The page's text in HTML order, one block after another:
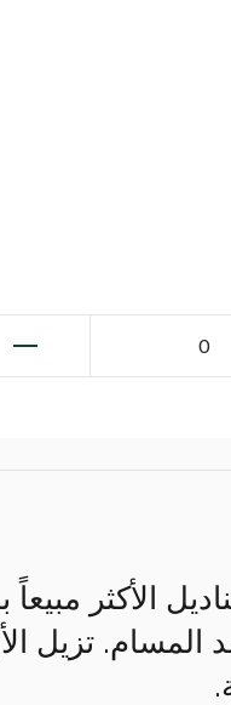
0
الأكثر
المسام. تزيل